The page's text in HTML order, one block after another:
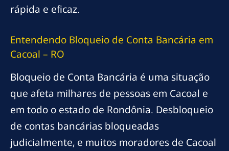
rápida e eficaz.
Entendendo Bloqueio de Conta Bancária em
Cacoal – RO
Bloqueio de Conta Bancária é uma situação
que afeta milhares de pessoas em Cacoal e
em todo o estado de Rondônia. Desbloqueio
de contas bancárias bloqueadas
judicialmente, e muitos moradores de Cacoal